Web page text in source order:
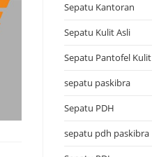
Sepatu Kantoran
Sepatu Kulit Asli
Sepatu Pantofel Kulit
sepatu paskibra
Sepatu PDH
sepatu pdh paskibra